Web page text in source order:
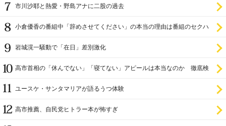
市川沙耶と熱愛・野島アナに二股の過去
小倉優香の番組中「辞めさせてください」の本当の理由は番組のセクハ
岩城滉一騒動で「在日」差別激化
高市首相の「休んでない」「寝てない」アピールは本当なのか 徹底検
ユースケ・サンタマリアが語るうつ体験
高市推薦、自民党ヒトラー本が怖すぎ